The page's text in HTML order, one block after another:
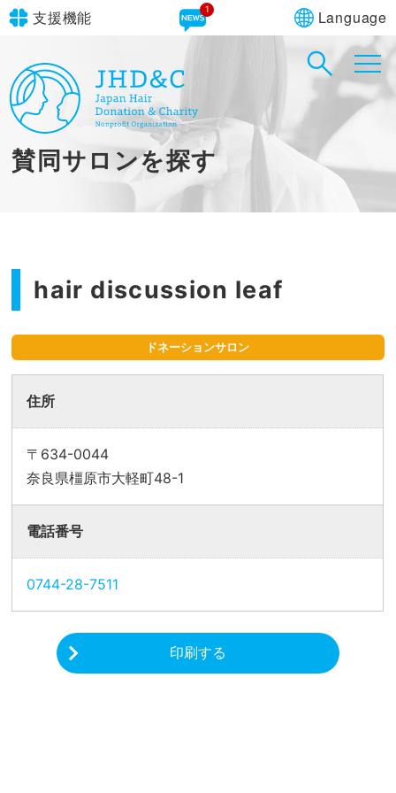
支援機能
文字サイズ 標準
青 黒
やさしいにほんご
1 Language
in simple English
賛同サロンを探す
hair discussion leaf
ドネーションサロン
住所
〒634-0044
奈良県橿原市大軽町48-1
電話番号
0744-28-7511
印刷する